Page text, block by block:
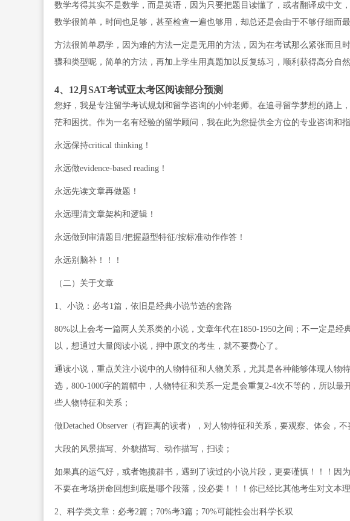
数学考得其实不是数学，而是英语，因为只要把题目读懂了，或者翻译成中文
数学很简单，时间也足够，甚至检查一遍也够用，却总还是会由于不够仔细而最
方法很简单易学，因为难的方法一定是无用的方法，因为在考试那么紧张而且
骤和类型呢，简单的方法，再加上学生用真题加以反复练习，顺利获得高分自然
4、12月SAT考试亚太考区阅读部分预测
您好，我是专注留学考试规划和留学咨询的小钟老师。在追寻留学梦想的路上
茫和困扰。作为一名有经验的留学顾问，我在此为您提供全方位的专业咨询和
永远保持critical thinking！
永远做evidence-based reading！
永远先读文章再做题！
永远理清文章架构和逻辑！
永远做到审清题目/把握题型特征/按标准动作作答！
永远别脑补！！！
（二）关于文章
1、小说：必考1篇，依旧是经典小说节选的套路
80%以上会考一篇两人关系类的小说，文章年代在1850-1950之间；不一定是
以，想通过大量阅读小说，押中原文的考生，就不要费心了。
通读小说，重点关注小说中的人物特征和人物关系，尤其是各种能够体现人物
选，800-1000字的篇幅中，人物特征和关系一定是会重复2-4次不等的，所以
些人物特征和关系；
做Detached Observer（有距离的读者），对人物特征和关系，要观察、体会，不
大段的风景描写、外貌描写、动作描写，扫读；
如果真的运气好，或者饱揽群书，遇到了读过的小说片段，更要谨慎！！！因
不要在考场拼命回想到底是哪个段落，没必要！！！你已经比其他考生对文本
2、科学类文章：必考2篇；70%考3篇；70%可能性会出科学长双